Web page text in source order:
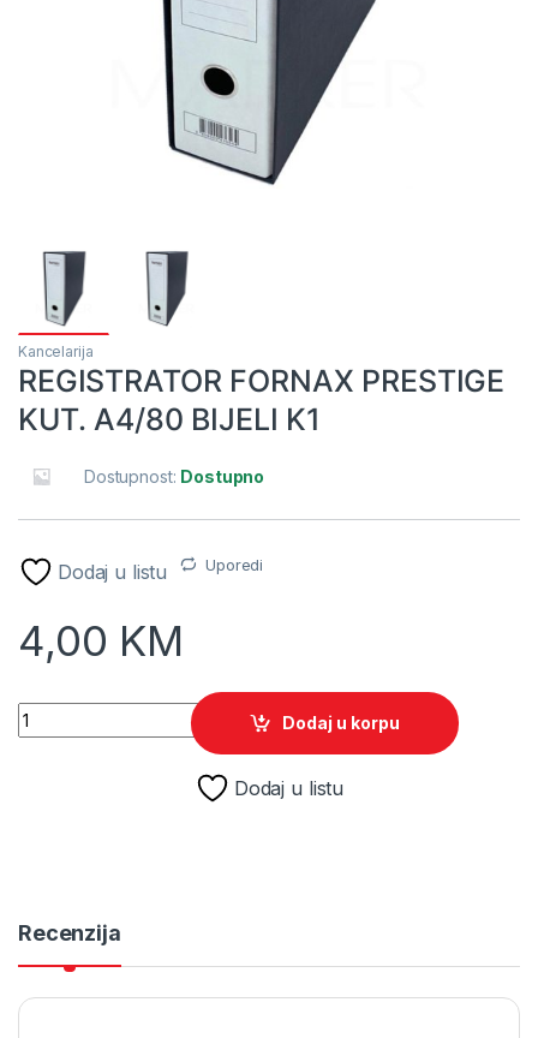
Kancelarija
REGISTRATOR FORNAX PRESTIGE
KUT. A4/80 BIJELI K1
Dostupnost: Dostupno
Dodaj u listu Uporedi
4,00 KM
REGISTRATOR FORNAX PRESTIGE KUT. A4/80 BIJELI K1
Dodaj u korpu
Dodaj u listu
Recenzija